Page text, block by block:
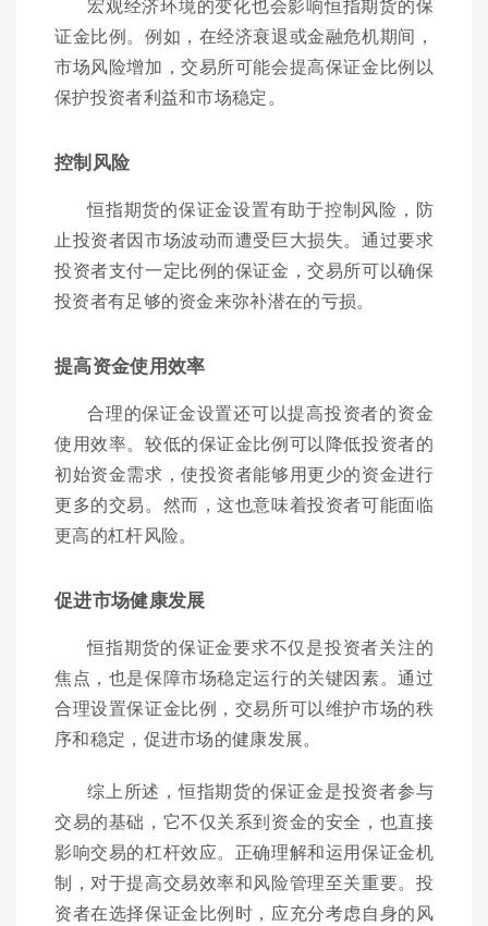
证金比例。例如，在经济衰退或金融危机期间，
市场风险增加，交易所可能会提高保证金比例以
保护投资者利益和市场稳定。
控制风险
恒指期货的保证金设置有助于控制风险，防
止投资者因市场波动而遭受巨大损失。通过要求
投资者支付一定比例的保证金，交易所可以确保
投资者有足够的资金来弥补潜在的亏损。
提高资金使用效率
合理的保证金设置还可以提高投资者的资金
使用效率。较低的保证金比例可以降低投资者的
初始资金需求，使投资者能够用更少的资金进行
更多的交易。然而，这也意味着投资者可能面临
更高的杠杆风险。
促进市场健康发展
恒指期货的保证金要求不仅是投资者关注的
焦点，也是保障市场稳定运行的关键因素。通过
合理设置保证金比例，交易所可以维护市场的秩
序和稳定，促进市场的健康发展。
综上所述，恒指期货的保证金是投资者参与
交易的基础，它不仅关系到资金的安全，也直接
影响交易的杠杆效应。正确理解和运用保证金机
制，对于提高交易效率和风险管理至关重要。投
资者在选择保证金比例时，应充分考虑自身的风